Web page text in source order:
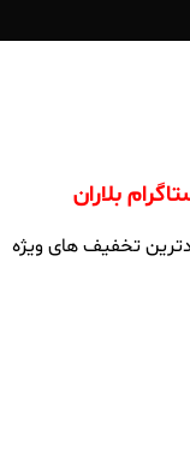
بلاران
تخفیف های ویژه